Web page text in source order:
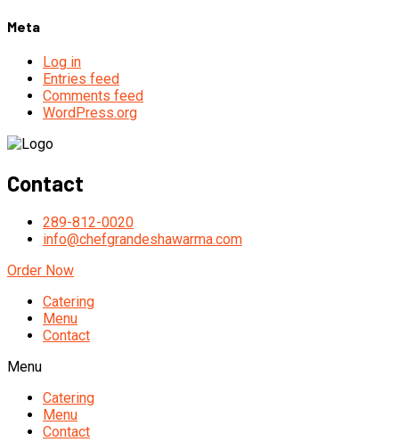
Meta
Log in
Entries feed
Comments feed
WordPress.org
Contact
289-812-0020
info@chefgrandeshawarma.com
Order Now
Catering
Menu
Contact
Menu
Catering
Menu
Contact